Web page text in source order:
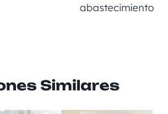
abastecimiento
Similares